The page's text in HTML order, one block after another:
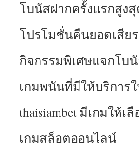
โบนัสฝากครั้งแรกสูงสุ
โปรโมชั่นคืนยอดเสีย
กิจกรรมพิเศษแจกโบ
เกมพนันที่มีให้บริการใ
thaisiambet มีเกมให้
เกมสล็อตออนไลน์